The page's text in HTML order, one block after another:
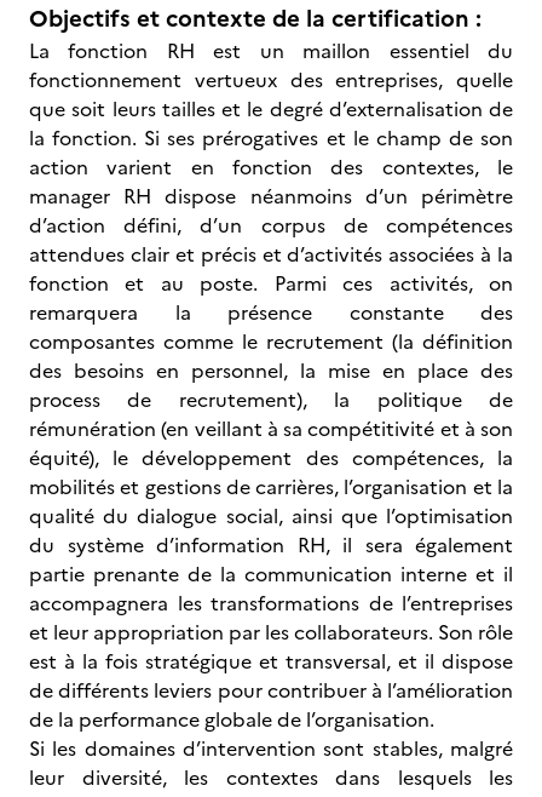
Objectifs et contexte de la certification :
La fonction RH est un maillon essentiel du
fonctionnement vertueux des entreprises, quelle
que soit leurs tailles et le degré d’externalisation de
la fonction. Si ses prérogatives et le champ de son
action varient en fonction des contextes, le
manager RH dispose néanmoins d’un périmètre
d’action défini, d’un corpus de compétences
attendues clair et précis et d’activités associées à la
fonction et au poste. Parmi ces activités, on
remarquera la présence constante des
composantes comme le recrutement (la définition
des besoins en personnel, la mise en place des
process de recrutement), la politique de
rémunération (en veillant à sa compétitivité et à son
équité), le développement des compétences, la
mobilités et gestions de carrières, l’organisation et la
qualité du dialogue social, ainsi que l’optimisation
du système d’information RH, il sera également
partie prenante de la communication interne et il
accompagnera les transformations de l’entreprises
et leur appropriation par les collaborateurs. Son rôle
est à la fois stratégique et transversal, et il dispose
de différents leviers pour contribuer à l’amélioration
de la performance globale de l’organisation.
Si les domaines d’intervention sont stables, malgré
leur diversité, les contextes dans lesquels les